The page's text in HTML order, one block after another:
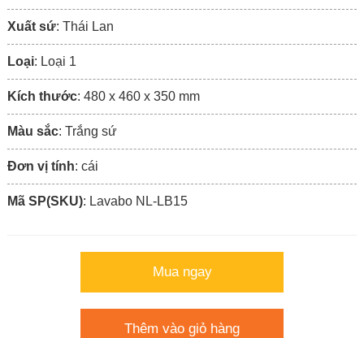
Xuất sứ: Thái Lan
Loại: Loại 1
Kích thước: 480 x 460 x 350 mm
Màu sắc: Trắng sứ
Đơn vị tính: cái
Mã SP(SKU): Lavabo NL-LB15
Mua ngay
Thêm vào giỏ hàng